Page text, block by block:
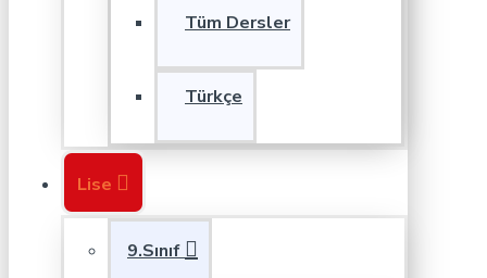
Tüm Dersler
Türkçe
Lise
9.Sınıf